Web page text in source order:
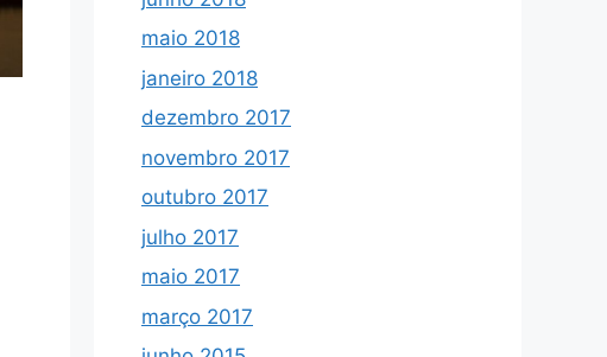
maio 2018
janeiro 2018
dezembro 2017
novembro 2017
outubro 2017
julho 2017
maio 2017
março 2017